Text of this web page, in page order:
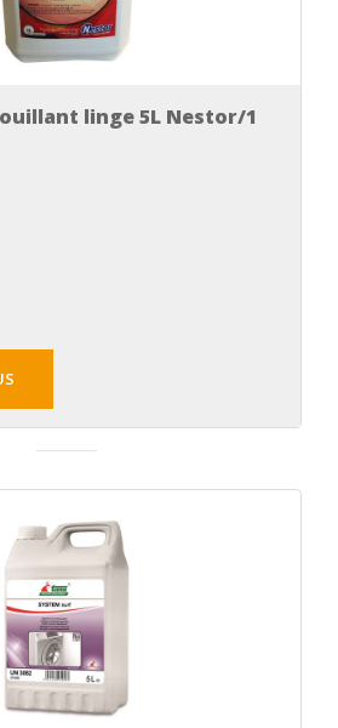
linge 5L Nestor/1